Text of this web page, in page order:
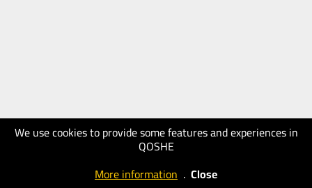
We use cookies to provide some features and experiences in
QOSHE
More information . Close